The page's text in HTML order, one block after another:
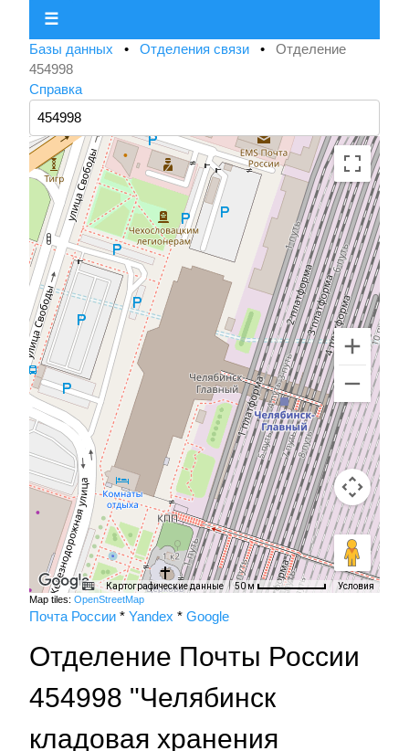
☰
Базы данных • Отделения связи • Отделение
454998
Справка
Картографические данные 50 м Условия
Map tiles: OpenStreetMap
Почта России * Yandex * Google
Отделение Почты России
454998 "Челябинск
кладовая хранения